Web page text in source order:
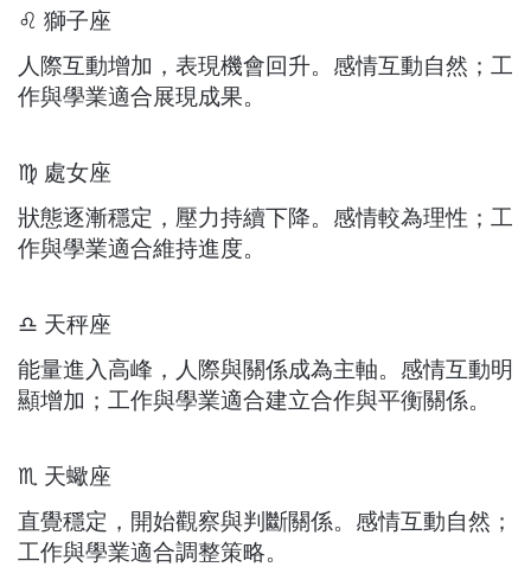
♌ 獅子座
人際互動增加，表現機會回升。感情互動自然；工
作與學業適合展現成果。
♍ 處女座
狀態逐漸穩定，壓力持續下降。感情較為理性；工
作與學業適合維持進度。
♎ 天秤座
能量進入高峰，人際與關係成為主軸。感情互動明
顯增加；工作與學業適合建立合作與平衡關係。
♏ 天蠍座
直覺穩定，開始觀察與判斷關係。感情互動自然；
工作與學業適合調整策略。